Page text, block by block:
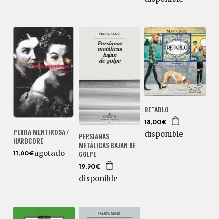
PERRA MENTIROSA /
HARDCORE
11,00€agotado
PERSIANAS
METÁLICAS BAJAN DE
GOLPE
19,90€
disponible
RETABLO
18,00€
disponible